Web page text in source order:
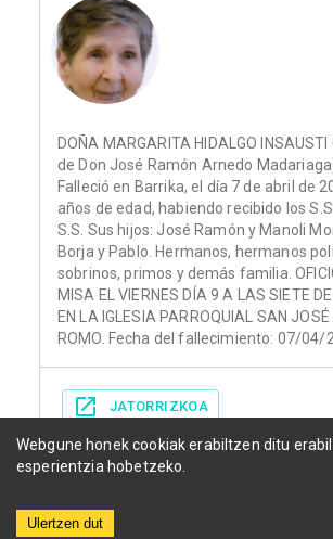
Herriak
DOÑA MARGARITA HIDALGO
de Don José Ramón Arnedo
Falleció en Barrika, el día 7 de abril de
años de edad, habiendo recibido los
S.S. Sus hijos: José Ramón y Manoli
Borja y Pablo. Hermanos, hermanos
sobrinos, primos y demás familia.
MISA EL VIERNES DÍA 9 A LAS SIETE
EN LA IGLESIA PARROQUIAL SAN JOSÉ
ROMO. Fecha del fallecimiento: 07/04/
JATORRIZKOA
Webgune honek cookiak erabiltzen ditu
esperientzia hobetzeko.
Ulertzen dut